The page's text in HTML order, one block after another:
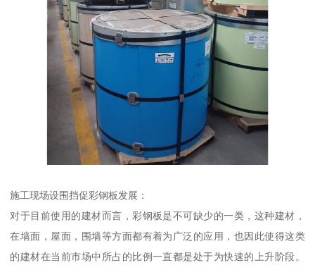
施工现场设围挡促彩钢板发展：
对于目前使用的建材而言，彩钢板是不可缺少的一类，这种建材，
在墙面，屋面，围墙等方面都有着为广泛的应用，也因此使得这类
的建材在当前市场中所占的比例一直都是处于为快速的上升阶段。